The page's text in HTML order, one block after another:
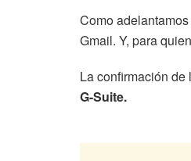
Como
Gmail. Y, para
La confirmación
G-Suite.